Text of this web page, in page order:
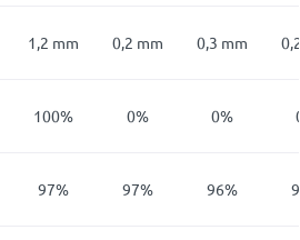
1,2 mm 0,2 mm 0,3 mm
100% 0% 0%
97% 97% 96%